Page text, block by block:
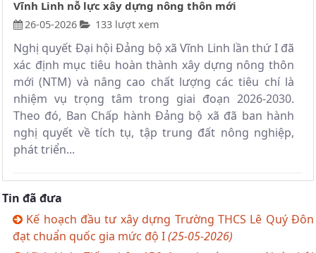
Vĩnh Linh nỗ lực xây dựng nông thôn mới
26-05-2026 133 lượt xem
Nghị quyết Đại hội Đảng bộ xã Vĩnh Linh lần thứ I đã
xác định mục tiêu hoàn thành xây dựng nông thôn
mới (NTM) và nâng cao chất lượng các tiêu chí là
nhiệm vụ trọng tâm trong giai đoạn 2026-2030.
Theo đó, Ban Chấp hành Đảng bộ xã đã ban hành
nghị quyết về tích tụ, tập trung đất nông nghiệp,
phát triển...
Tin đã đưa
Kế hoạch đầu tư xây dựng Trường THCS Lê Quý Đôn
đạt chuẩn quốc gia mức độ I(25-05-2026)